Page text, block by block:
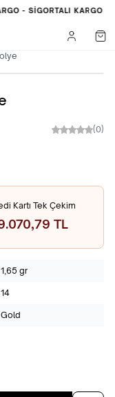
- SIGORTALI KARGO
(0)
Kartı Tek Çekim
TL
1,65 gr
14
Gold